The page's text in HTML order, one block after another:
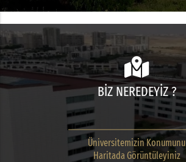
BİZ NEREDEYİZ ?
Üniversitemizin Konumunu
Haritada Görüntüleyiniz